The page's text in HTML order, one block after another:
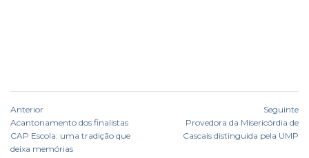
Anterior
Acantonamento dos finalistas
CAP Escola: uma tradição que
deixa memórias
Seguinte
Provedora da Misericórdia de
Cascais distinguida pela UMP